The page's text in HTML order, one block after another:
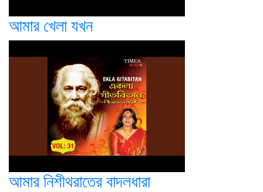
আমার খেলা যখন
আমার নিশীথরাতের বাদলধারা